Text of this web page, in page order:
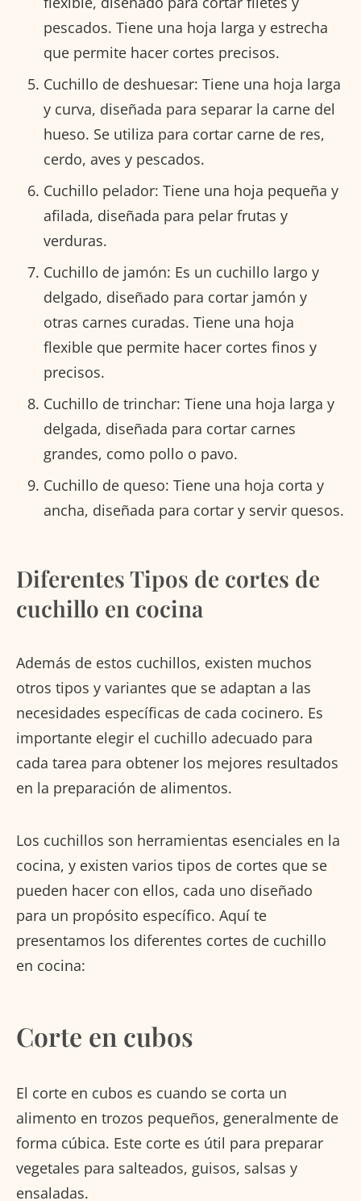
pescados. Tiene una hoja larga y estrecha
que permite hacer cortes precisos.
Cuchillo de deshuesar: Tiene una hoja larga
y curva, diseñada para separar la carne del
hueso. Se utiliza para cortar carne de res,
cerdo, aves y pescados.
Cuchillo pelador: Tiene una hoja pequeña y
afilada, diseñada para pelar frutas y
verduras.
Cuchillo de jamón: Es un cuchillo largo y
delgado, diseñado para cortar jamón y
otras carnes curadas. Tiene una hoja
flexible que permite hacer cortes finos y
precisos.
Cuchillo de trinchar: Tiene una hoja larga y
delgada, diseñada para cortar carnes
grandes, como pollo o pavo.
Cuchillo de queso: Tiene una hoja corta y
ancha, diseñada para cortar y servir quesos.
Diferentes Tipos de cortes de
cuchillo en cocina
Además de estos cuchillos, existen muchos
otros tipos y variantes que se adaptan a las
necesidades específicas de cada cocinero. Es
importante elegir el cuchillo adecuado para
cada tarea para obtener los mejores resultados
en la preparación de alimentos.
Los cuchillos son herramientas esenciales en la
cocina, y existen varios tipos de cortes que se
pueden hacer con ellos, cada uno diseñado
para un propósito específico. Aquí te
presentamos los diferentes cortes de cuchillo
en cocina:
Corte en cubos
El corte en cubos es cuando se corta un
alimento en trozos pequeños, generalmente de
forma cúbica. Este corte es útil para preparar
vegetales para salteados, guisos, salsas y
ensaladas.